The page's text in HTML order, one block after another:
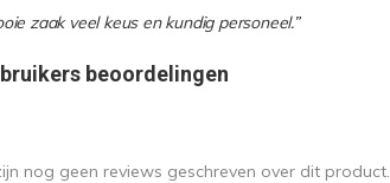
zaak veel keus en kundig personeel.”
beoordelingen
nog geen reviews geschreven over dit product.